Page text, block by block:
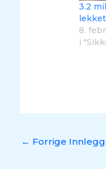
3.2
lekket
8.
i
← Forrige Innlegg